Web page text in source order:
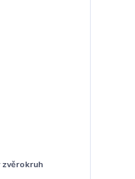
zvěrokruh